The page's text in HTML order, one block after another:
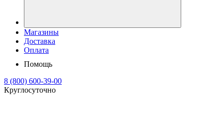
Магазины
Доставка
Оплата
Помощь
8 (800) 600-39-00
Круглосуточно